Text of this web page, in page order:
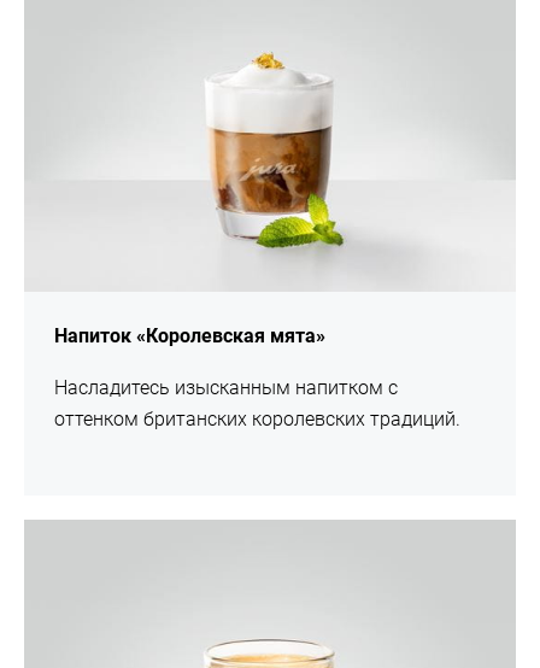
Напиток «Королевская мята»
Насладитесь изысканным напитком с
оттенком британских королевских традиций.